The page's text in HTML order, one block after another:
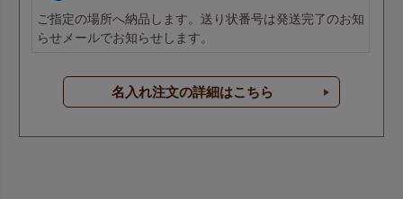
ご指定の場所へ納品します。送り状番号は発送完了のお知
らせメールでお知らせします。
名入れ注文の詳細はこちら